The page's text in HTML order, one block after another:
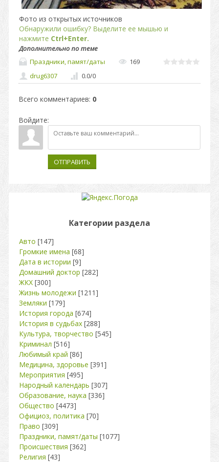
Фото из открытых источников
Обнаружили ошибку? Выделите ее мышью и
нажмите Ctrl+Enter.
Дополнительно по теме
Праздники, памят/даты
169
drug6307
0.0/0
Всего комментариев: 0
Войдите:
ОТПРАВИТЬ
Категории раздела
Авто [147]
Громкие имена [68]
Дата в истории [9]
Домашний доктор [282]
ЖКХ [300]
Жизнь молодежи [1211]
Земляки [179]
История города [674]
История в судьбах [288]
Культура, творчество [545]
Криминал [516]
Любимый край [86]
Медицина, здоровье [391]
Мероприятия [495]
Народный календарь [307]
Образование, наука [336]
Общество [4473]
Официоз, политика [70]
Право [309]
Праздники, памят/даты [1077]
Происшествия [362]
Религия [43]